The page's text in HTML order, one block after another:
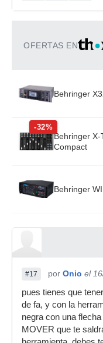
OFERTAS EN
Behringer
-32%
Behringer X-
Compact
Behringer
#17 por Onio el
pues tienes que
de fa, y con la
negra con una
MOVER que te